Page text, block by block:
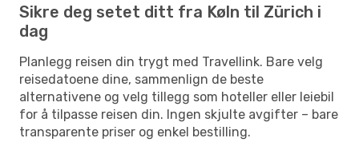
Sikre deg setet ditt fra Køln til Zürich i
dag
Planlegg reisen din trygt med Travellink. Bare velg
reisedatoene dine, sammenlign de beste
alternativene og velg tillegg som hoteller eller leiebil
for å tilpasse reisen din. Ingen skjulte avgifter – bare
transparente priser og enkel bestilling.